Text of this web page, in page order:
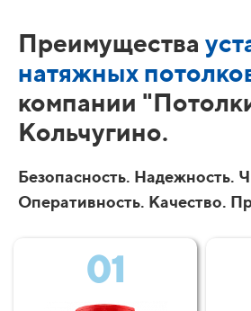
Преимущества
натяжных
компании
Кольчугино.
Безопасность. Надежность.
Оперативность. Качество.
01